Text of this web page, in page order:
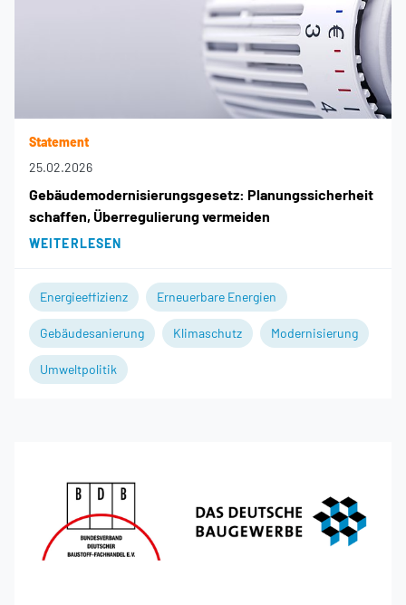
Statement
25.02.2026
Gebäudemodernisierungsgesetz: Planungssicherheit
schaffen, Überregulierung vermeiden
WEITERLESEN
Energieeffizienz Erneuerbare Energien
Gebäudesanierung Klimaschutz Modernisierung
Umweltpolitik